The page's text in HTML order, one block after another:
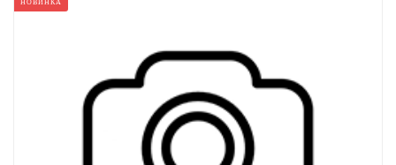
НОВИНКА